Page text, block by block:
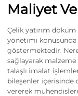
Maliyet
Çelik yatırım
yönetimi
göstermektedir.
sağlayarak malzeme
talaşlı imalat
bileşenler içerisinde
vererek